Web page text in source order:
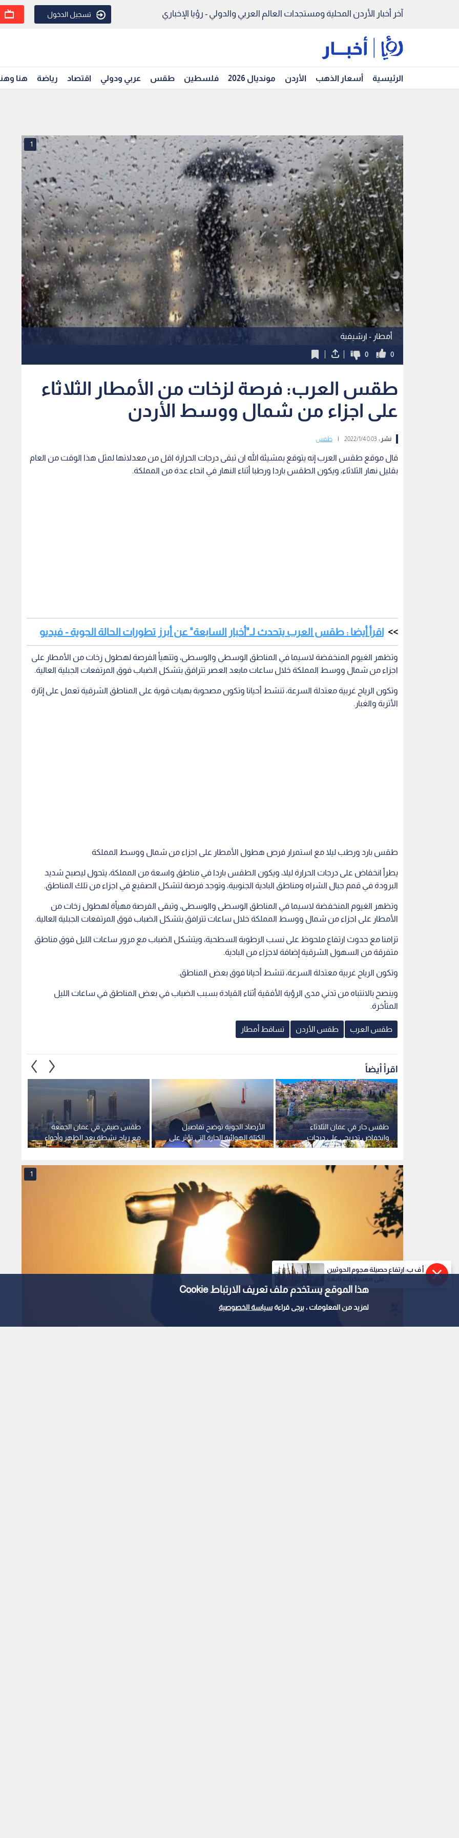
آخر أخبار الأردن المحلية ومستجدات العالم العربي والدولي - رؤيا الإخباري تسجيل الدخول
هذا الموقع يستخدم ملف تعريف الارتباط Cookie
لمزيد من المعلومات ، يرجى قراءةسياسة الخصوصية
الرئيسية أسعار الذهب الأردن مونديال 2026 فلسطين طقس عربي ودولي اقتصاد رياضة هنا
أمطار - ارشيفية
1
0
0
طقس العرب: فرصة لزخات من الأمطار الثلاثاء
على اجزاء من شمال ووسط الأردن
نشر :0:03 2022/1/4 طقس
قال موقع طقس العرب إنه يتوقع بمشيئة الله ان تبقى درجات الحرارة اقل من معدلاتها لمثل هذا الوقت من العام
بقليل نهار الثلاثاء، ويكون الطقس باردا ورطبا أثناء النهار في انحاء عدة من المملكة.
اقرأ أيضا : طقس العرب يتحدث لـ"أخبار السابعة" عن أبرز تطورات الحالة الجوية - فيديو
وتظهر الغيوم المنخفضة لاسيما في المناطق الوسطى والوسطى، وتتهيأ الفرصة لهطول زخات من الأمطار على
اجزاء من شمال ووسط المملكة خلال ساعات مابعد العصر تترافق بتشكل الضباب فوق المرتفعات الجبلية العالية.
وتكون الرياح غربية معتدلة السرعة، تنشط أحيانا وتكون مصحوبة بهبات قوية على المناطق الشرقية تعمل على إثارة
الأتربة والغبار.
طقس بارد ورطب ليلا مع استمرار فرص هطول الأمطار على اجزاء من شمال ووسط المملكة
يطرأ انخفاض على درجات الحرارة ليلا، ويكون الطقس باردا في مناطق واسعة من المملكة، يتحول ليصبح شديد
البرودة في قمم جبال الشراه ومناطق البادية الجنوبية، وتوجد فرصة لتشكل الصقيع في اجزاء من تلك المناطق.
وتظهر الغيوم المنخفضة لاسيما في المناطق الوسطى والوسطى، وتبقى الفرصة مهيأة لهطول زخات من
الأمطار على اجزاء من شمال ووسط المملكة خلال ساعات تترافق بتشكل الضباب فوق المرتفعات الجبلية العالية.
تزامنا مع حدوث ارتفاع ملحوظ على نسب الرطوبة السطحية، ويتشكل الضباب مع مرور ساعات الليل فوق مناطق
متفرقة من السهول الشرقية إضافة لاجزاء من البادية.
وتكون الرياح غربية معتدلة السرعة، تنشط أحيانا فوق بعض المناطق.
وينصح بالانتباه من تدني مدى الرؤية الأفقية أثناء القيادة بسبب الضباب في بعض المناطق في ساعات الليل
المتأخرة.
طقس العرب طقس الأردن تساقط أمطار
اقرأ أيضاً
طقس صيفي في عمان الجمعة
مع رياح نشطة بعد الظهر وأجواء
لطيفة ليلا
الأرصاد الجوية توضح تفاصيل
الكتلة الهوائية الحارة التي تؤثر على
الأردن وموعد ذروتها
طقس حار في عمان الثلاثاء
وانخفاض تدريجي على درجات
الحرارة نهاية الأسبوع
1
أ ف ب: ارتفاع حصيلة هجوم الحوثيين